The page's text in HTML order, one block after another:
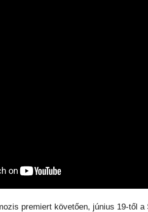
premiert követően, június 19-től